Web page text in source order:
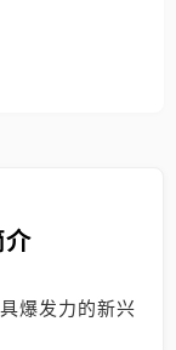
介
爆发力的新兴